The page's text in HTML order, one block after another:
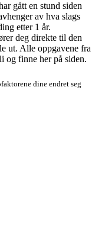
gått en stund siden
av hva slags
etter 1 år.
deg direkte til den
ut. Alle oppgavene fra
og finne her på siden.
dine endret seg